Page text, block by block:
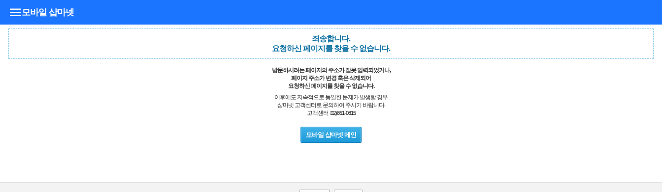
모바일 샵마넷
죄송합니다.
요청하신 페이지를 찾을 수 없습니다.
방문하시려는 페이지의 주소가 잘못 입력되었거나,
페이지 주소가 변경 혹은 삭제되어
요청하신 페이지를 찾을 수 없습니다.
이후에도 지속적으로 동일한 문제가 발생할 경우
샵마넷 고객센터로 문의하여 주시기 바랍니다.
고객센터 :02)851-0815
모바일 샵마넷 메인